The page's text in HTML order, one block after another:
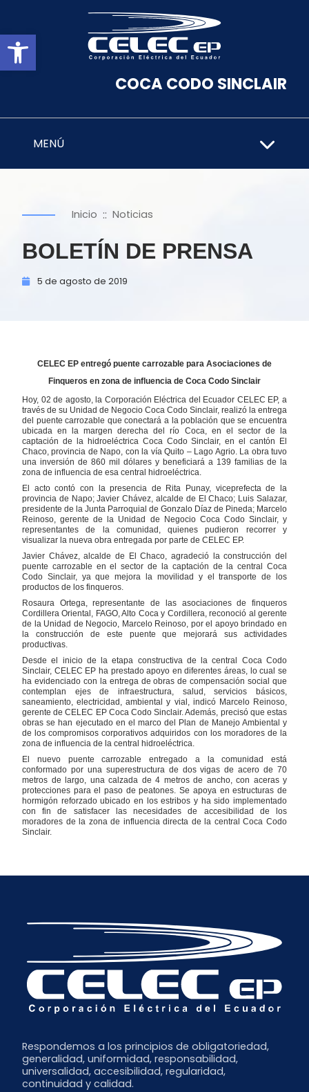
Abrir barra de herramientas
COCA CODO SINCLAIR
MENÚ
Inicio :: Noticias
BOLETÍN DE PRENSA
5 de agosto de 2019
CELEC EP entregó puente carrozable para Asociaciones de
Finqueros en zona de influencia de Coca Codo Sinclair
Hoy, 02 de agosto, la Corporación Eléctrica del Ecuador CELEC EP, a
través de su Unidad de Negocio Coca Codo Sinclair, realizó la entrega
del puente carrozable que conectará a la población que se encuentra
ubicada en la margen derecha del río Coca, en el sector de la
captación de la hidroeléctrica Coca Codo Sinclair, en el cantón El
Chaco, provincia de Napo, con la vía Quito – Lago Agrio. La obra tuvo
una inversión de 860 mil dólares y beneficiará a 139 familias de la
zona de influencia de esa central hidroeléctrica.
El acto contó con la presencia de Rita Punay, viceprefecta de la
provincia de Napo; Javier Chávez, alcalde de El Chaco; Luis Salazar,
presidente de la Junta Parroquial de Gonzalo Díaz de Pineda; Marcelo
Reinoso, gerente de la Unidad de Negocio Coca Codo Sinclair, y
representantes de la comunidad, quienes pudieron recorrer y
visualizar la nueva obra entregada por parte de CELEC EP.
Javier Chávez, alcalde de El Chaco, agradeció la construcción del
puente carrozable en el sector de la captación de la central Coca
Codo Sinclair, ya que mejora la movilidad y el transporte de los
productos de los finqueros.
Rosaura Ortega, representante de las asociaciones de finqueros
Cordillera Oriental, FAGO, Alto Coca y Cordillera, reconoció al gerente
de la Unidad de Negocio, Marcelo Reinoso, por el apoyo brindado en
la construcción de este puente que mejorará sus actividades
productivas.
Desde el inicio de la etapa constructiva de la central Coca Codo
Sinclair, CELEC EP ha prestado apoyo en diferentes áreas, lo cual se
ha evidenciado con la entrega de obras de compensación social que
contemplan ejes de infraestructura, salud, servicios básicos,
saneamiento, electricidad, ambiental y vial, indicó Marcelo Reinoso,
gerente de CELEC EP Coca Codo Sinclair. Además, precisó que estas
obras se han ejecutado en el marco del Plan de Manejo Ambiental y
de los compromisos corporativos adquiridos con los moradores de la
zona de influencia de la central hidroeléctrica.
El nuevo puente carrozable entregado a la comunidad está
conformado por una superestructura de dos vigas de acero de 70
metros de largo, una calzada de 4 metros de ancho, con aceras y
protecciones para el paso de peatones. Se apoya en estructuras de
hormigón reforzado ubicado en los estribos y ha sido implementado
con fin de satisfacer las necesidades de accesibilidad de los
moradores de la zona de influencia directa de la central Coca Codo
Sinclair.
Respondemos a los principios de obligatoriedad,
generalidad, uniformidad, responsabilidad,
universalidad, accesibilidad, regularidad,
continuidad y calidad.